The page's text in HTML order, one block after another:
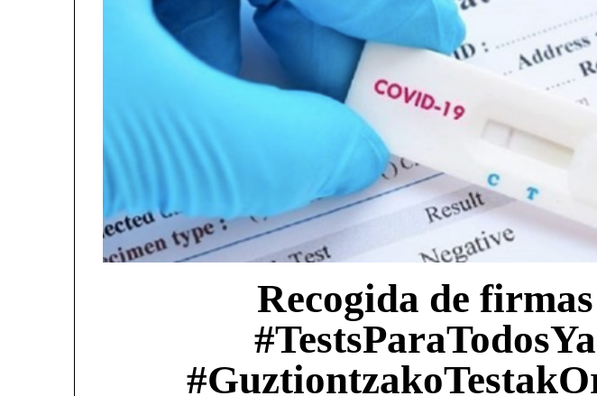
Recogida de firmas
#TestsParaTodosYa